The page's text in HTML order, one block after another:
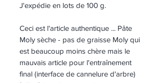
J'expédie en lots de 100 g.
Ceci est l'article authentique ... Pâte
Moly sèche - pas de graisse Moly qui
est beaucoup moins chère mais le
mauvais article pour l'entraînement
final (interface de cannelure d'arbre)